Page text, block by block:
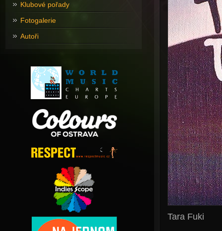
Tara Fuki
Klubové pořady
Fotogalerie
Autoři